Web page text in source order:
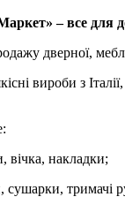
– все для
дверної,
вироби з
вічка, накладки;
сушарки, тримачі